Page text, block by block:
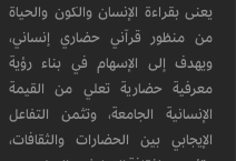
يعنى بقراءة الإنسان والكون والحياة
من منظور قرآني حضاري إنساني،
ويهدف إلى الإسهام في بناء رؤية
معرفية حضارية تعلي من القيمة
الإنسانية الجامعة، وتثمن التفاعل
الإيجابي بين الحضارات والثقافات،